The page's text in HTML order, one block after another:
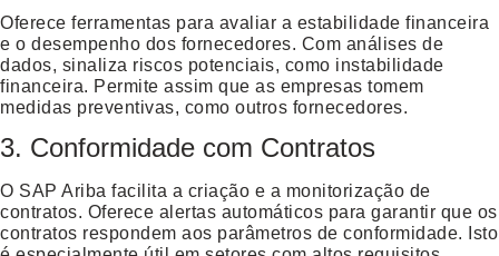
Oferece ferramentas para avaliar a estabilidade financeira
e o desempenho dos fornecedores. Com análises de
dados, sinaliza riscos potenciais, como instabilidade
financeira. Permite assim que as empresas tomem
medidas preventivas, como outros fornecedores.
3. Conformidade com Contratos
O SAP Ariba facilita a criação e a monitorização de
contratos. Oferece alertas automáticos para garantir que os
contratos respondem aos parâmetros de conformidade. Isto